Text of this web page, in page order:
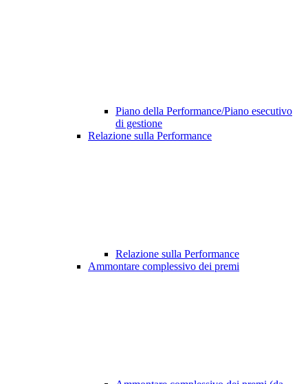
Piano della Performance/Piano esecutivo
di gestione
Relazione sulla Performance
Relazione sulla Performance
Ammontare complessivo dei premi